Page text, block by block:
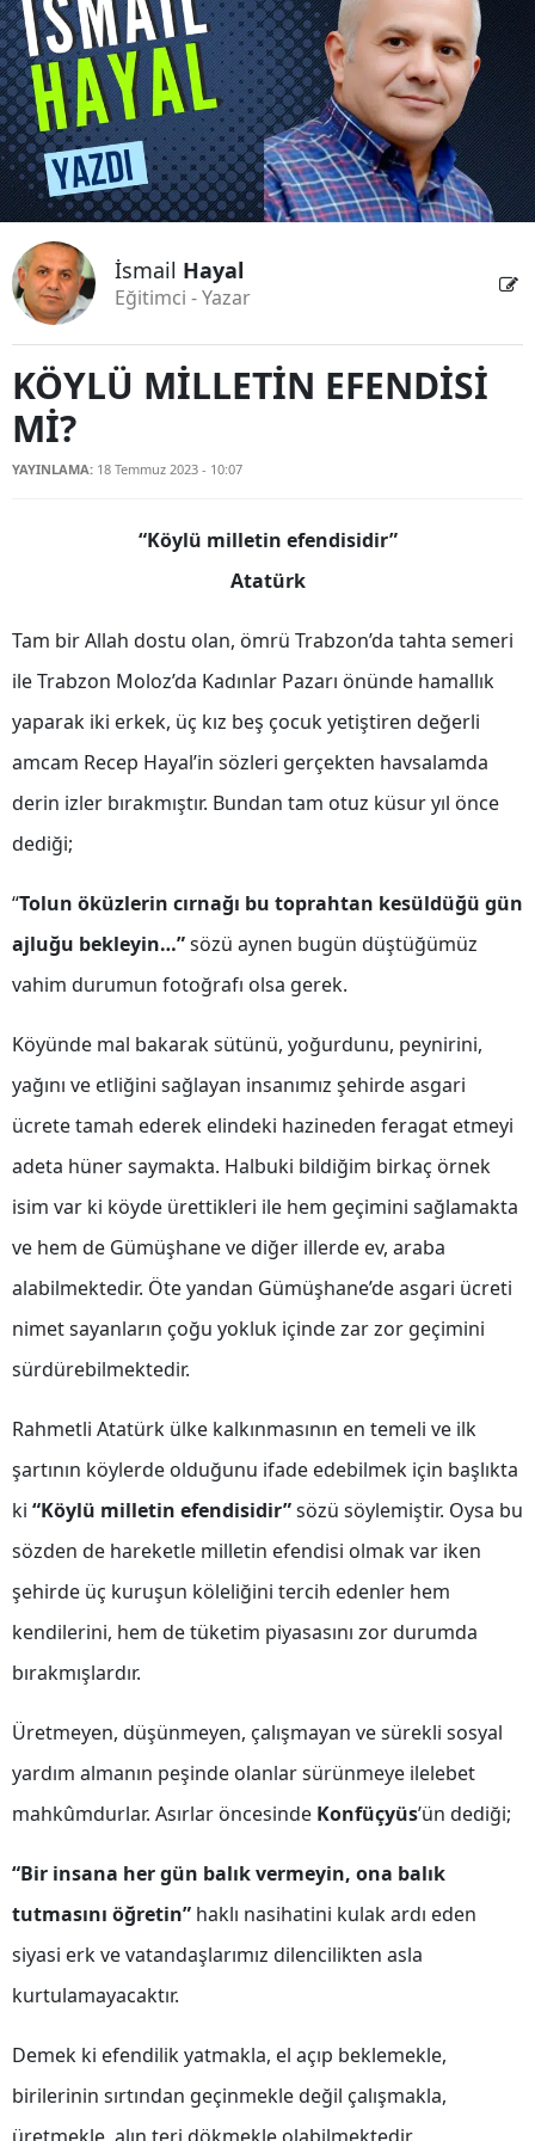
Bilecik
Bingöl
Bitlis
Bolu
Burdur
Çankırı
Erzurum
Eskişehir
Gaziantep
Gümüşhane
Hakkari
Isparta
Mersin
İzmir
Kars
Kastamonu
Kayseri
Konya
Kütahya
Malatya
Kahramanmaraş
Muş
Rize
Sakarya
İsmail Hayal
Eğitimci - Yazar
KÖYLÜ MİLLETİN EFENDİSİ
Mİ?
YAYINLAMA: 18 Temmuz 2023 - 10:07
“Köylü milletin efendisidir”
Atatürk
Tam bir Allah dostu olan, ömrü Trabzon’da tahta semeri
ile Trabzon Moloz’da Kadınlar Pazarı önünde hamallık
yaparak iki erkek, üç kız beş çocuk yetiştiren değerli
amcam Recep Hayal’in sözleri gerçekten havsalamda
derin izler bırakmıştır. Bundan tam otuz küsur yıl önce
dediği;
“Tolun öküzlerin cırnağı bu toprahtan kesüldüğü gün
ajluğu bekleyin…”sözü aynen bugün düştüğümüz
vahim durumun fotoğrafı olsa gerek.
Köyünde mal bakarak sütünü, yoğurdunu, peynirini,
yağını ve etliğini sağlayan insanımız şehirde asgari
ücrete tamah ederek elindeki hazineden feragat etmeyi
adeta hüner saymakta. Halbuki bildiğim birkaç örnek
isim var ki köyde ürettikleri ile hem geçimini sağlamakta
ve hem de Gümüşhane ve diğer illerde ev, araba
alabilmektedir. Öte yandan Gümüşhane’de asgari ücreti
nimet sayanların çoğu yokluk içinde zar zor geçimini
sürdürebilmektedir.
Rahmetli Atatürk ülke kalkınmasının en temeli ve ilk
şartının köylerde olduğunu ifade edebilmek için başlıkta
ki “Köylü milletin efendisidir”sözü söylemiştir. Oysa bu
sözden de hareketle milletin efendisi olmak var iken
şehirde üç kuruşun köleliğini tercih edenler hem
kendilerini, hem de tüketim piyasasını zor durumda
bırakmışlardır.
Üretmeyen, düşünmeyen, çalışmayan ve sürekli sosyal
yardım almanın peşinde olanlar sürünmeye ilelebet
mahkûmdurlar. Asırlar öncesinde Konfüçyüs’ün dediği;
“Bir insana her gün balık vermeyin, ona balık
tutmasını öğretin” haklı nasihatini kulak ardı eden
siyasi erk ve vatandaşlarımız dilencilikten asla
kurtulamayacaktır.
Demek ki efendilik yatmakla, el açıp beklemekle,
birilerinin sırtından geçinmekle değil çalışmakla,